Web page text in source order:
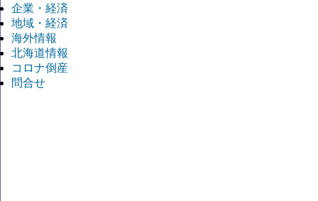
企業・経済
地域・経済
海外情報
北海道情報
コロナ倒産
問合せ